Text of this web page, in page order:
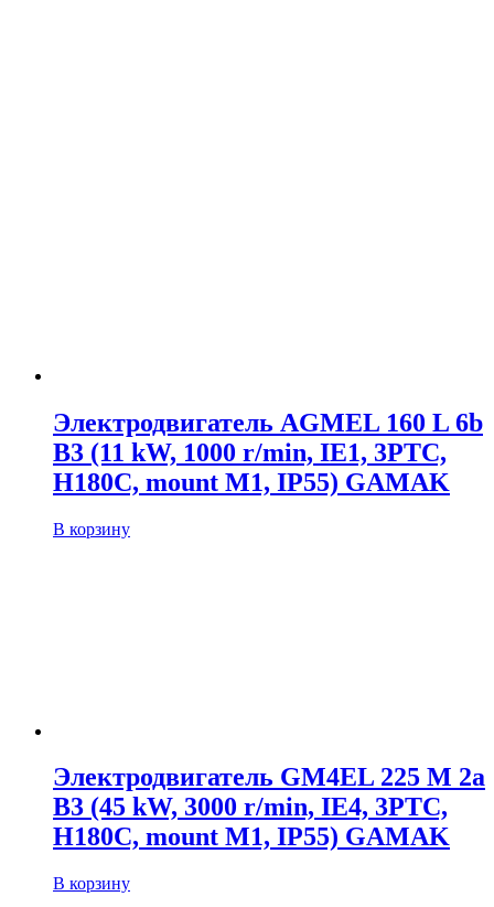
Электродвигатель AGMEL 160 L 6b
B3 (11 kW, 1000 r/min, IE1, 3PTC,
H180C, mount M1, IP55) GAMAK
В корзину
Электродвигатель GM4EL 225 M 2a
B3 (45 kW, 3000 r/min, IE4, 3PTC,
H180C, mount M1, IP55) GAMAK
В корзину